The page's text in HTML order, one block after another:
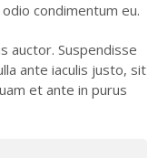
condimentum eu.
auctor. Suspendisse
ante iaculis justo, sit
et ante in purus